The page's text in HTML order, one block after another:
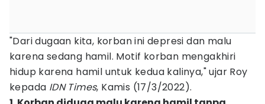
"Dari dugaan kita, korban ini depresi dan malu
karena sedang hamil. Motif korban mengakhiri
hidup karena hamil untuk kedua kalinya," ujar Roy
kepada IDN Times, Kamis (17/3/2022).